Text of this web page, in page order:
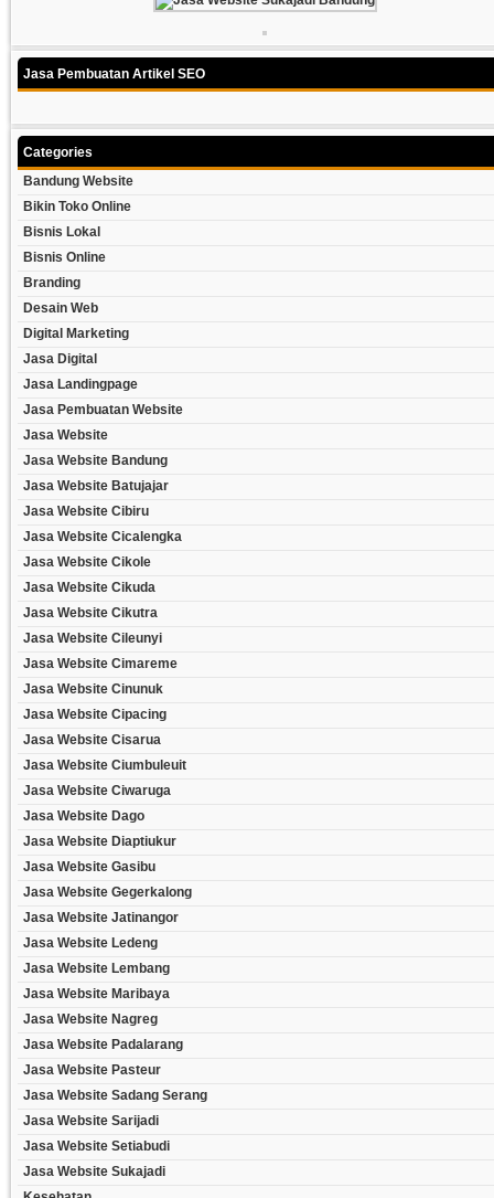
Jasa Pembuatan Artikel SEO
Categories
Bandung Website
Bikin Toko Online
Bisnis Lokal
Bisnis Online
Branding
Desain Web
Digital Marketing
Jasa Digital
Jasa Landingpage
Jasa Pembuatan Website
Jasa Website
Jasa Website Bandung
Jasa Website Batujajar
Jasa Website Cibiru
Jasa Website Cicalengka
Jasa Website Cikole
Jasa Website Cikuda
Jasa Website Cikutra
Jasa Website Cileunyi
Jasa Website Cimareme
Jasa Website Cinunuk
Jasa Website Cipacing
Jasa Website Cisarua
Jasa Website Ciumbuleuit
Jasa Website Ciwaruga
Jasa Website Dago
Jasa Website Diaptiukur
Jasa Website Gasibu
Jasa Website Gegerkalong
Jasa Website Jatinangor
Jasa Website Ledeng
Jasa Website Lembang
Jasa Website Maribaya
Jasa Website Nagreg
Jasa Website Padalarang
Jasa Website Pasteur
Jasa Website Sadang Serang
Jasa Website Sarijadi
Jasa Website Setiabudi
Jasa Website Sukajadi